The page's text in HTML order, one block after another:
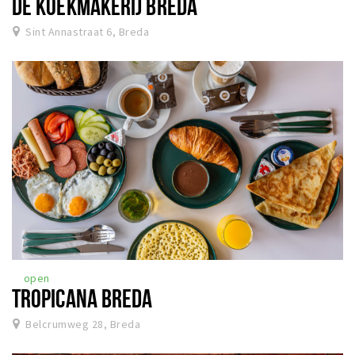
DE KOEKMAKERIJ BREDA
Sint Annastraat 6, Breda
open
TROPICANA BREDA
Belcrumweg 28, Breda